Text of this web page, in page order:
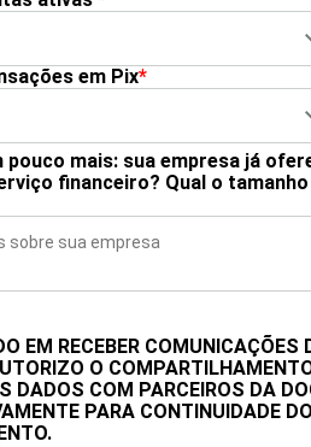
em Pix*
pouco mais: sua empresa já
financeiro? Qual o
EM RECEBER COMUNICAÇÕES
O
DADOS COM PARCEIROS DA
PARA CONTINUIDADE